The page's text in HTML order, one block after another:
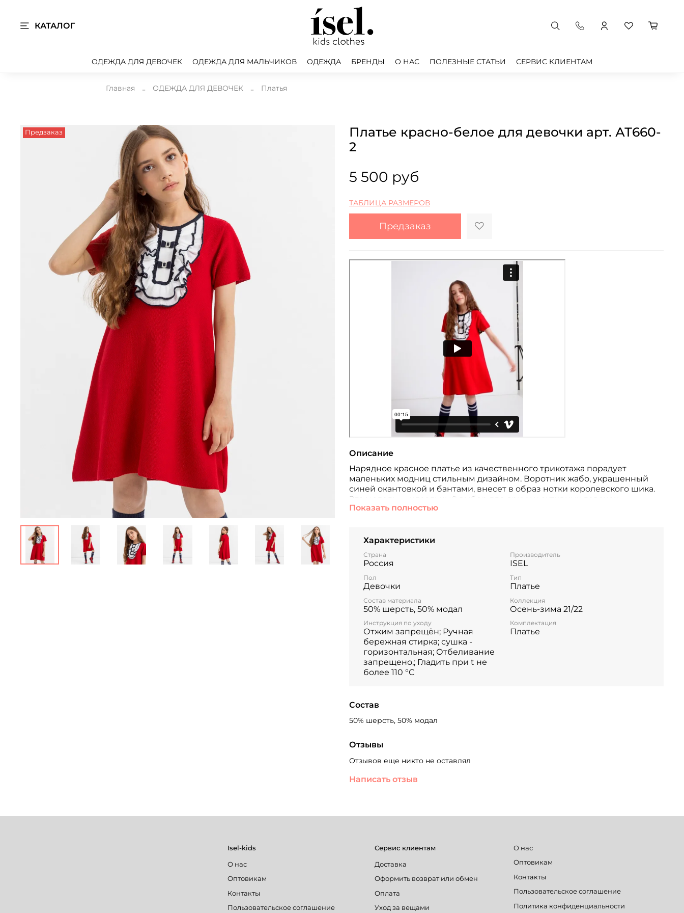
КАТАЛОГ
ОДЕЖДА ДЛЯ ДЕВОЧЕК ОДЕЖДА ДЛЯ МАЛЬЧИКОВ ОДЕЖДА БРЕНДЫ О НАС ПОЛЕЗНЫЕ СТАТЬИ СЕРВИС КЛИЕНТАМ
Главная ОДЕЖДА ДЛЯ ДЕВОЧЕК Платья
Предзаказ
Платье красно-белое для девочки арт. АТ660-
2
5 500 руб
ТАБЛИЦА РАЗМЕРОВ
Предзаказ
Описание
Нарядное красное платье из качественного трикотажа порадует
маленьких модниц стильным дизайном. Воротник жабо, украшенный
синей окантовкой и бантами, внесет в образ нотки королевского шика.
Эта модель — идеальный выбор для ярких и активных девочек.
Показать полностью
Характеристики
Страна
Россия
Производитель
ISEL
Пол
Девочки
Тип
Платье
Состав материала
50% шерсть, 50% модал
Коллекция
Осень-зима 21/22
Инструкция по уходу
Отжим запрещён; Ручная
бережная стирка; сушка -
горизонтальная; Отбеливание
запрещено,; Гладить при t не
более 110 °C
Комплектация
Платье
Состав
50% шерсть, 50% модал
Отзывы
Отзывов еще никто не оставлял
Написать отзыв
Isel-kids
О нас
Оптовикам
Контакты
Пользовательское соглашение
Сервис клиентам
Доставка
Оформить возврат или обмен
Оплата
Уход за вещами
О нас
Оптовикам
Контакты
Пользовательское соглашение
Политика конфиденциальности